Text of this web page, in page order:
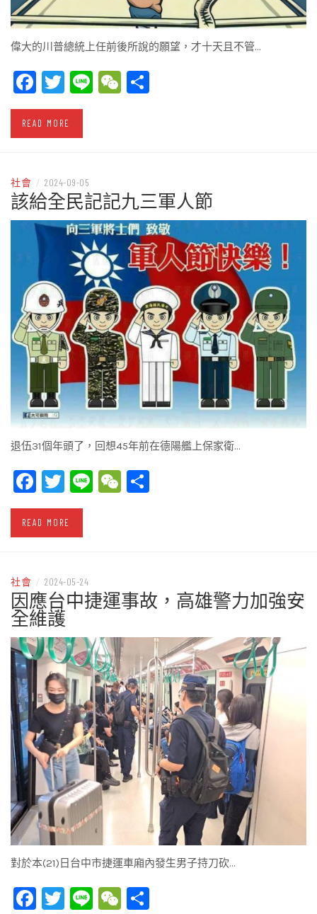
偉大的川普總統上任前後所說的願望，才十天且不管…
Facebook
Twitter
LineWeChat
READ MORE
社會 / 2024-09-05
該給全民記記九三軍人節
退伍31個年頭了，回想45年前在德陽艦上保家衛…
Facebook
Twitter
LineWeChat
READ MORE
社會 / 2024-05-24
因應台中捷運事故，高雄警力加強安
全維護
對於本(21)日台中市捷運車廂內發生男子持刀砍…
Facebook
Twitter
LineWeChat